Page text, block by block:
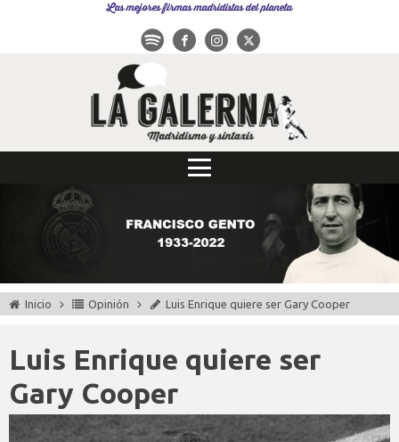
Las mejores firmas madridistas del planeta
Inicio Opinión Luis Enrique quiere ser Gary Cooper
Luis Enrique quiere ser
Gary Cooper